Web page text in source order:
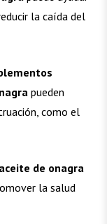
la caída del
pueden
como el
aceite de onagra
la salud